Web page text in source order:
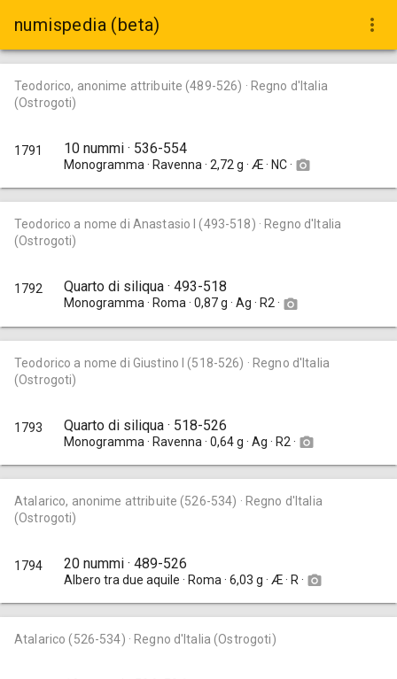
numispedia (beta) more_vert
Teodorico, anonime attribuite (489-526) · Regno d'Italia
(Ostrogoti)
1791 10 nummi · 536-554
Monogramma · Ravenna · 2,72 g · Æ · NC · camera_alt
Teodorico a nome di Anastasio I (493-518) · Regno d'Italia
(Ostrogoti)
1792 Quarto di siliqua · 493-518
Monogramma · Roma · 0,87 g · Ag · R2 · camera_alt
Teodorico a nome di Giustino I (518-526) · Regno d'Italia
(Ostrogoti)
1793 Quarto di siliqua · 518-526
Monogramma · Ravenna · 0,64 g · Ag · R2 · camera_alt
Atalarico, anonime attribuite (526-534) · Regno d'Italia
(Ostrogoti)
1794 20 nummi · 489-526
Albero tra due aquile · Roma · 6,03 g · Æ · R · camera_alt
Atalarico (526-534) · Regno d'Italia (Ostrogoti)